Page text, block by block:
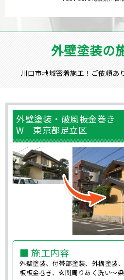
外壁塗装の
川口市地域密着施工！ご依頼あ
外壁塗装・破風板金巻き
W 東京都足立区
■ 施工内容
外壁塗装、付帯部塗装、外構塗装
板板金巻き、玄関周りあく洗い～